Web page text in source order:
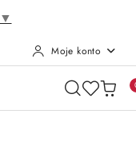
▼
Moje konto